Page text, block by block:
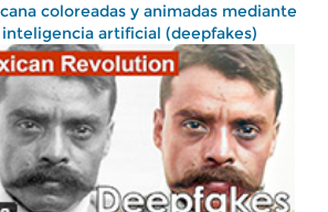
coloreadas y animadas mediante
inteligencia artificial (deepfakes)